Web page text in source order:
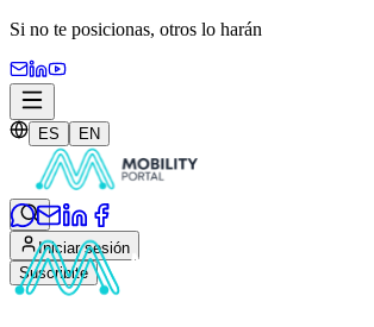
Si no te posicionas, otros lo harán
ES EN
Iniciar sesión
Suscribite